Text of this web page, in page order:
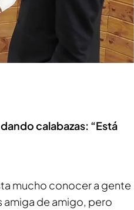
calabazas: “Está
mucho conocer a gente
amiga de amigo, pero